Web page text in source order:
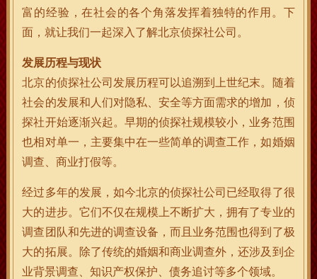
富的经验，在社会的各个角落发挥着独特的作用。下
面，就让我们一起深入了解北京侦探社公司。
发展历程与现状
北京的侦探社公司发展历程可以追溯到上世纪末。随着
社会的发展和人们对隐私、安全等方面需求的增加，侦
探社开始逐渐兴起。早期的侦探社规模较小，业务范围
也相对单一，主要集中在一些简单的调查工作，如婚姻
调查、商业打假等。
经过多年的发展，如今北京的侦探社公司已经取得了很
大的进步。它们不仅在规模上不断扩大，拥有了专业的
调查团队和先进的调查设备，而且业务范围也得到了极
大的拓展。除了传统的婚姻和商业调查外，还涉及到企
业背景调查、知识产权保护、债务追讨等多个领域。